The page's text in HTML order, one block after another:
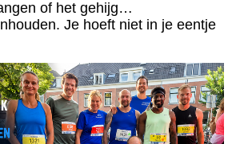
of het gehijg…
Je hoeft niet in je eentje